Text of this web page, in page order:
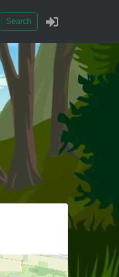
Search